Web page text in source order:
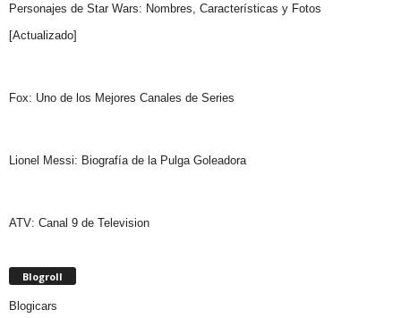
Personajes de Star Wars: Nombres, Características y Fotos
[Actualizado]
Fox: Uno de los Mejores Canales de Series
Lionel Messi: Biografía de la Pulga Goleadora
ATV: Canal 9 de Television
Blogroll
Blogicars